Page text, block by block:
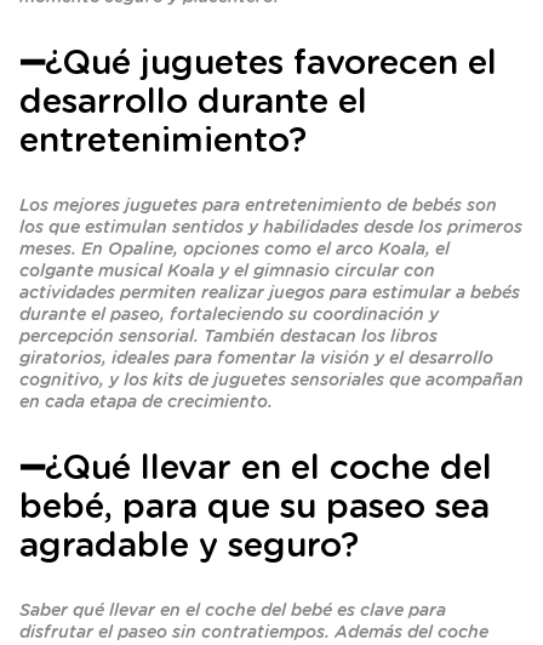
➖¿Qué juguetes favorecen el
desarrollo durante el
entretenimiento?
Los mejores juguetes para entretenimiento de bebés son
los que estimulan sentidos y habilidades desde los primeros
meses. En Opaline, opciones como el arco Koala, el
colgante musical Koala y el gimnasio circular con
actividades permiten realizar juegos para estimular a bebés
durante el paseo, fortaleciendo su coordinación y
percepción sensorial. También destacan los libros
giratorios, ideales para fomentar la visión y el desarrollo
cognitivo, y los kits de juguetes sensoriales que acompañan
en cada etapa de crecimiento.
➖¿Qué llevar en el coche del
bebé, para que su paseo sea
agradable y seguro?
Saber qué llevar en el coche del bebé es clave para
disfrutar el paseo sin contratiempos. Además del coche